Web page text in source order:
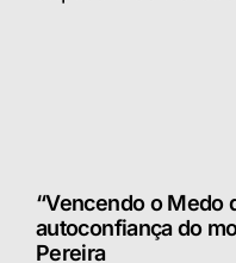
“Vencendo o Medo
autoconfiança do
Pereira